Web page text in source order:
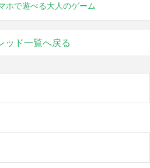
ホで遊べる大人のゲーム
ッド一覧へ戻る